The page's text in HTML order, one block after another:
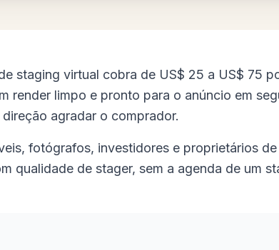
staging virtual cobra de US$ 25 a US$ 75
render limpo e pronto para o anúncio em
agradar o comprador.
fotógrafos, investidores e proprietários
qualidade de stager, sem a agenda de um